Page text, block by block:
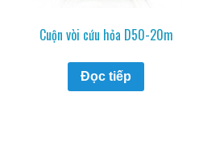
Cuộn vòi cứu hỏa D50-20m
Đọc tiếp